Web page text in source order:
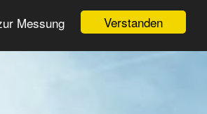
Verstanden
Messung